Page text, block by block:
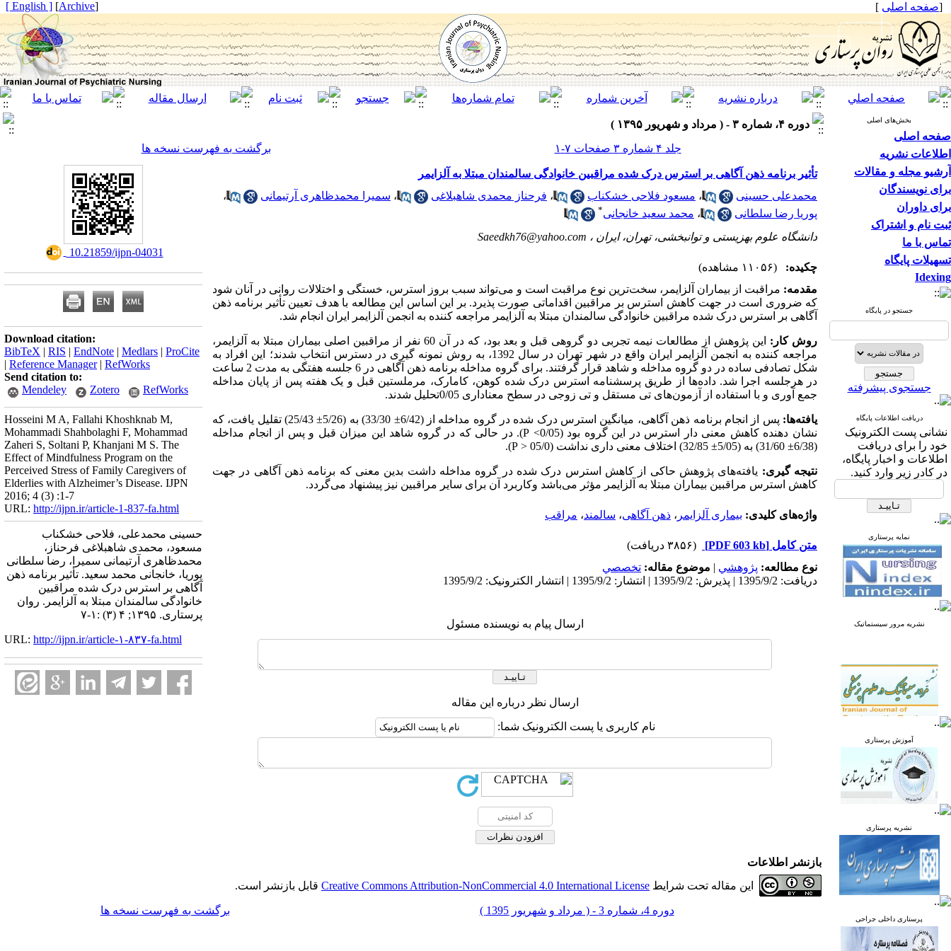
[صفحه اصلی ]
[
Archive
]
[ English ]
بخش‌های اصلی
صفحه اصلی
اطلاعات نشریه
آرشیو مجله و مقالات
برای نویسندگان
برای داوران
ثبت نام و اشتراک
تماس با ما
تسهیلات پایگاه
Idexing
جستجو در پایگاه
جستجوی پیشرفته
دریافت اطلاعات پایگاه
نشانی پست الکترونیک
خود را برای دریافت
اطلاعات و اخبار پایگاه،
در کادر زیر وارد کنید.
نمایه پرستاری
نشریه مرور سیستماتیک
آموزش پرستاری
نشریه پرستاری
پرستاری داخلی جراحی
دوره ۴، شماره ۳ - ( مرداد و شهریور ۱۳۹۵ )
جلد ۴ شماره ۳ صفحات ۷-۱
برگشت به فهرست نسخه ها
تأثیر برنامه ذهن آگاهی بر استرس درک شده مراقبین خانوادگی سالمندان مبتلا به آلزایمر
محمدعلی حسینی
، مسعود فلاحی خشکناب ، فرحناز محمدی شاهبلاغی ، سمیرا محمدظاهری آرتیمانی
،
پوریا رضا سلطانی
، محمد سعید خانجانی*
دانشگاه علوم بهزیستی و توانبخشی، تهران، ایران ، Saeedkh76@yahoo.com
چکیده:
(۱۱۰۵۶ مشاهده)
مقدمه: مراقبت از بیماران آلزایمر، سخت‌ترین نوع مراقبت است و می‌تواند سبب بروز استرس، خستگی و اختلالات روانی در آنان شود
که ضروری است در جهت کاهش استرس بر مراقبین اقداماتی صورت پذیرد. بر این اساس این مطالعه با هدف تعیین تأثیر برنامه ذهن
آگاهی بر استرس درک شده مراقبین خانوادگی سالمندان مبتلا به آلزایمر مراجعه کننده به انجمن آلزایمر ایران انجام شد.
روش کار :
این پژوهش از مطالعات نیمه تجربی دو گروهی قبل و بعد بود، که در آن 60 نفر از مراقبین اصلی بیماران مبتلا به آلزایمر،
مراجعه کننده به انجمن آلزایمر ایران واقع در شهر تهران در سال 1392، به روش نمونه گیری در دسترس انتخاب شدند؛ این افراد به
شکل تصادفی ساده در دو گروه مداخله و شاهد قرار گرفتند. برای گروه مداخله برنامه ذهن آگاهی در 6 جلسه هفتگی به مدت 2 ساعت
در هرجلسه اجرا شد. داده‌ها از طریق پرسشنامه استرس درک شده کوهن، کامارک، مرملستین قبل و یک هفته پس از پایان مداخله
جمع آوری و با استفاده از آزمون‌های تی مستقل و تی زوجی در سطح معناداری 0/05تحلیل شدند.
یافته‌ها:
پس از انجام برنامه ذهن آگاهی، میانگین استرس درک شده در گروه مداخله از (6/42± 33/30) به (5/26± 25/43) تقلیل یافت، که
نشان دهنده کاهش معنی دار استرس در این گروه بود (0/05>
P). در حالی که در گروه شاهد این میزان قبل و پس از انجام مداخله
(6/38± 31/60) به (5/05± 32/85) اختلاف معنی داری نداشت (05/0 <
P
).
نتیجه گیری: یافته‌های پژوهش حاکی از کاهش استرس درک شده در گروه مداخله داشت بدین معنی که برنامه ذهن آگاهی در جهت
کاهش استرس مراقبین بیماران مبتلا به آلزایمر مؤثر می‌باشد وکاربرد آن برای سایر مراقبین نیز پیشنهاد می‌گردد.
واژه‌های کلیدی: بیماری آلزایمر ، ذهن آگاهی، سالمند، مراقب
متن کامل [PDF 603 kb]
(۳۸۵۶ دریافت)
نوع مطالعه: پژوهشي | موضوع مقاله: تخصصي
دریافت: 1395/9/2 | پذیرش: 1395/9/2 | انتشار: 1395/9/2 | انتشار الکترونیک: 1395/9/2
ارسال پیام به نویسنده مسئول
ارسال نظر درباره این مقاله
نام کاربری یا پست الکترونیک شما:
‎ 10.21859/ijpn-04031
Download citation:
BibTeX | RIS | EndNote | Medlars | ProCite
| Reference Manager| RefWorks
Send citation to:
Mendeley
Zotero RefWorks
Hosseini M A, Fallahi Khoshknab M,
Mohammadi Shahbolaghi F, Mohammad
Zaheri S, Soltani P, Khanjani M S. The
Effect of Mindfulness Program on the
Perceived Stress of Family Caregivers of
Elderlies with Alzheimer’s Disease. IJPN
2016; 4 (3) :1-7
URL: http://ijpn.ir/article-1-837-fa.html
حسینی محمدعلی، فلاحی خشکناب
مسعود، محمدی شاهبلاغی فرحناز،
محمدظاهری آرتیمانی سمیرا، رضا سلطانی
پوریا، خانجانی محمد سعید. تأثیر برنامه ذهن
آگاهی بر استرس درک شده مراقبین
خانوادگی سالمندان مبتلا به آلزایمر. روان
پرستاری. ۱۳۹۵; ۴ (۳) :۱-۷
URL: http://ijpn.ir/article-۱-۸۳۷-fa.html
بازنشر اطلاعات
این مقاله تحت شرایط Creative Commons Attribution-NonCommercial 4.0 International License قابل بازنشر است.
دوره 4، شماره 3 - ( مرداد و شهریور 1395 ) برگشت به فهرست نسخه ها